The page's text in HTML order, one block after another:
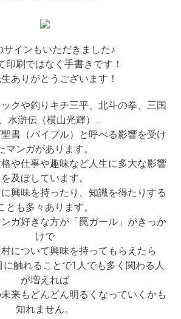
サインもいただきました♪
印刷ではなく手書きです！
ありがとうございます！
クや釣りキチ三平、北斗の拳、三国
水滸伝（横山光輝）…
書（バイブル）と呼べる影響を受け
マンガがあります。
や仕事や趣味など人生に多大な影響
を及ぼしています。
興味を持ったり、知識を得たりする
とも多々あります。
ガ好きな方が「罠ガール」がきっか
けで
について興味を持ってもらえたら
に触れることで1人でも多く関わる人
が増えれば
来もどんどん明るくなっていくかも
知れません。